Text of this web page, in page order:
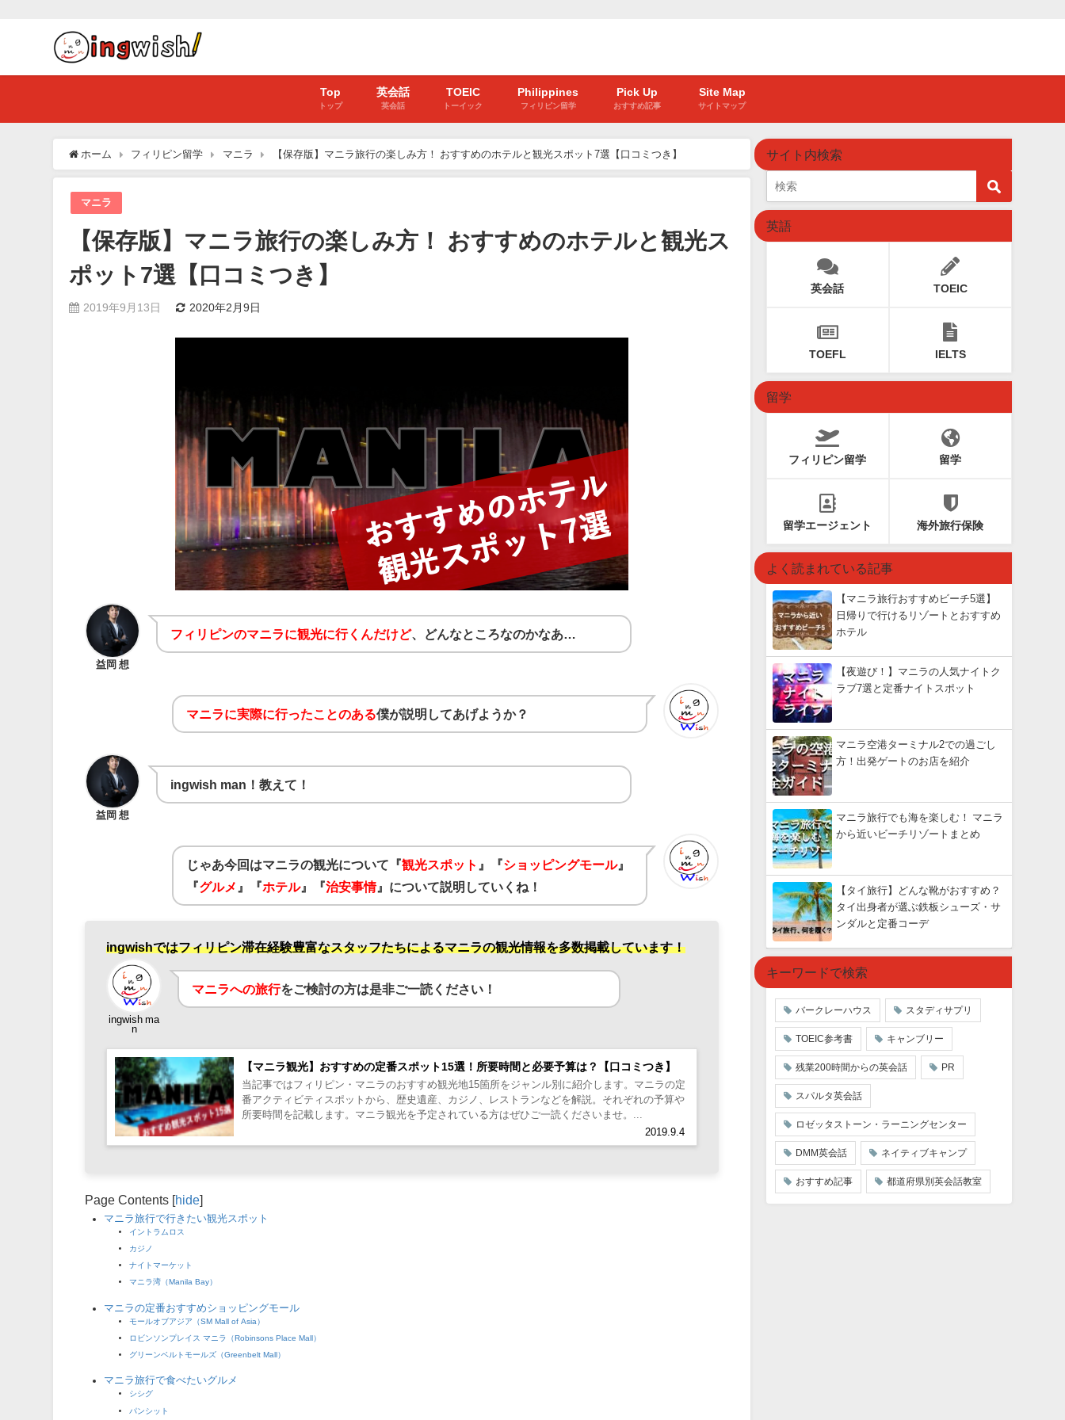
Top
トップ
英会話
英会話
TOEIC
トーイック
Philippines
フィリピン留学
Pick Up
おすすめ記事
Site Map
サイトマップ
ホーム フィリピン留学 マニラ 【保存版】マニラ旅行の楽しみ方！ おすすめのホテルと観光スポット7選【口コミつき】
マニラ
【保存版】マニラ旅行の楽しみ方！ おすすめのホテルと観光ス
ポット7選【口コミつき】
2019年9月13日 2020年2月9日
益岡 想
フィリピンのマニラに観光に行くんだけど、どんなところなのかなあ…
マニラに実際に行ったことのある僕が説明してあげようか？
益岡 想
ingwish man！教えて！
じゃあ今回はマニラの観光について『観光スポット 』『ショッピングモール』
『グルメ 』『ホテル』『治安事情』について説明していくね！
ingwishではフィリピン滞在経験豊富なスタッフたちによるマニラの観光情報を多数掲載しています！
ingwish ma
n
マニラへの旅行をご検討の方は是非ご一読ください！
【マニラ観光】おすすめの定番スポット15選！所要時間と必要予算は？【口コミつき】
2019.9.4
当記事ではフィリピン・マニラのおすすめ観光地15箇所をジャンル別に紹介します。マニラの定
番アクティビティスポットから、歴史遺産、カジノ、レストランなどを解説。それぞれの予算や
所要時間を記載します。マニラ観光を予定されている方はぜひご一読くださいませ。...
Page Contents [hide]
マニラ旅行で行きたい観光スポット
イントラムロス
カジノ
ナイトマーケット
マニラ湾（Manila Bay）
マニラの定番おすすめショッピングモール
モールオブアジア（SM Mall of Asia）
ロビンソンプレイス マニラ（Robinsons Place Mall）
グリーンベルトモールズ（Greenbelt Mall）
マニラ旅行で食べたいグルメ
シシグ
パンシット
サイト内検索
英語
英会話 TOEIC
TOEFL IELTS
留学
フィリピン留学 留学
留学エージェント 海外旅行保険
よく読まれている記事
【マニラ旅行おすすめビーチ5選】
日帰りで行けるリゾートとおすすめ
ホテル
【夜遊び！】マニラの人気ナイトク
ラブ7選と定番ナイトスポット
マニラ空港ターミナル2での過ごし
方！出発ゲートのお店を紹介
マニラ旅行でも海を楽しむ！ マニラ
から近いビーチリゾートまとめ
【タイ旅行】どんな靴がおすすめ？
タイ出身者が選ぶ鉄板シューズ・サ
ンダルと定番コーデ
キーワードで検索
バークレーハウス スタディサプリ
TOEIC参考書 キャンブリー
残業200時間からの英会話 PR
スパルタ英会話
ロゼッタストーン・ラーニングセンター
DMM英会話 ネイティブキャンプ
おすすめ記事 都道府県別英会話教室